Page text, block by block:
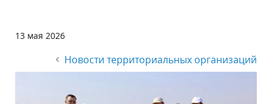
13 мая 2026
Новости территориальных организаций